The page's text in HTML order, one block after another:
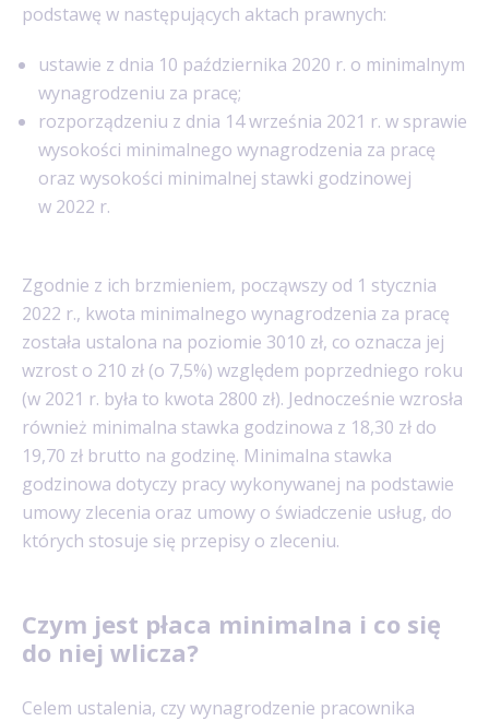
podstawę w następujących aktach prawnych:
ustawie z dnia 10 października 2020 r. o minimalnym
wynagrodzeniu za pracę;
rozporządzeniu z dnia 14 września 2021 r. w sprawie
wysokości minimalnego wynagrodzenia za pracę
oraz wysokości minimalnej stawki godzinowej
w 2022 r.
Zgodnie z ich brzmieniem, począwszy od 1 stycznia
2022 r., kwota minimalnego wynagrodzenia za pracę
została ustalona na poziomie 3010 zł, co oznacza jej
wzrost o 210 zł (o 7,5%) względem poprzedniego roku
(w 2021 r. była to kwota 2800 zł). Jednocześnie wzrosła
również minimalna stawka godzinowa z 18,30 zł do
19,70 zł brutto na godzinę. Minimalna stawka
godzinowa dotyczy pracy wykonywanej na podstawie
umowy zlecenia oraz umowy o świadczenie usług, do
których stosuje się przepisy o zleceniu.
Czym jest płaca minimalna i co się
do niej wlicza?
Celem ustalenia, czy wynagrodzenie pracownika